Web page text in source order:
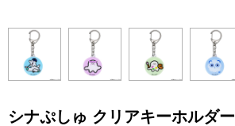
シナぷしゅ クリアキーホルダー